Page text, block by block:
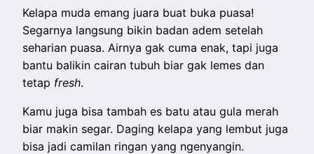
Kelapa muda emang juara buat buka puasa!
Segarnya langsung bikin badan adem setelah
seharian puasa. Airnya gak cuma enak, tapi juga
bantu balikin cairan tubuh biar gak lemes dan
tetap fresh.
Kamu juga bisa tambah es batu atau gula merah
biar makin segar. Daging kelapa yang lembut juga
bisa jadi camilan ringan yang ngenyangin.